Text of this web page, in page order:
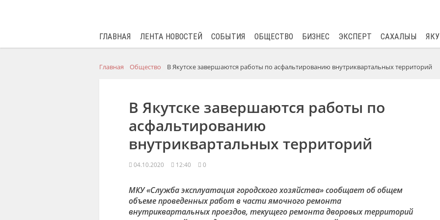
ГЛАВНАЯ ЛЕНТА НОВОСТЕЙ СОБЫТИЯ ОБЩЕСТВО БИЗНЕС ЭКСПЕРТ САХАЛЫЫ
Главная Общество В Якутске завершаются работы по асфальтированию внутриквартальных территорий
В Якутске завершаются работы по
асфальтированию
внутриквартальных территорий
04.10.2020 12:40 0
МКУ «Служба эксплуатация городского хозяйства» сообщает об общем
объеме проведенных работ в части ямочного ремонта
внутриквартальных проездов, текущего ремонта дворовых территорий